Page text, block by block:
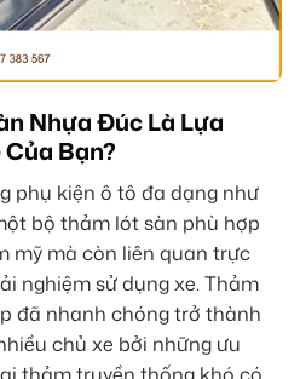
Nhựa Đúc Là Lựa
Bạn?
phụ kiện ô tô đa dạng như
bộ thảm lót sàn phù hợp
mỹ mà còn liên quan trực
nghiệm sử dụng xe. Thảm
đã nhanh chóng trở thành
chủ xe bởi những ưu
thảm truyền thống khó có